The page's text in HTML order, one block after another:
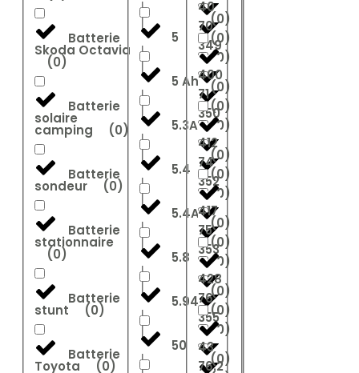
Batterie
Skoda Octavia
(0)
Batterie
solaire
camping (0)
Batterie
sondeur (0)
Batterie
stationnaire
(0)
Batterie
stunt (0)
Batterie
Toyota (0)
5
5 Ah
5.3Ah
5.4
5.4Ah
5.8
5.94
50
349
(0)
350
(0)
352
(0)
353
(0)
355
(0)
70
(0)
71
(0)
74
(0)
75
(0)
76
(0)
76.2
40
(0)
400
(0)
412
(0)
417
(0)
428
(0)
43
(0)